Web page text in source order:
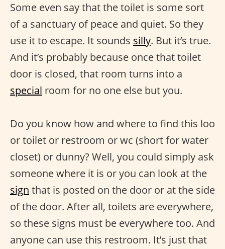
Some even say that the toilet is some sort
of a sanctuary of peace and quiet. So they
use it to escape. It sounds silly. But it’s true.
And it’s probably because once that toilet
door is closed, that room turns into a
special room for no one else but you.
Do you know how and where to find this loo
or toilet or restroom or wc (short for water
closet) or dunny? Well, you could simply ask
someone where it is or you can look at the
sign that is posted on the door or at the side
of the door. After all, toilets are everywhere,
so these signs must be everywhere too. And
anyone can use this restroom. It’s just that